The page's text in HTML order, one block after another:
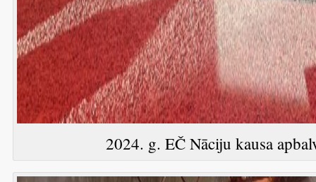
2024. g. EČ Nāciju kausa